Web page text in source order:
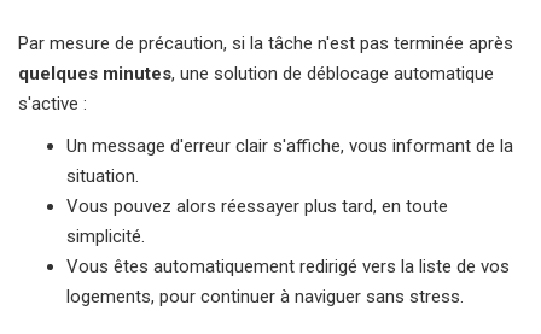
Par mesure de précaution, si la tâche n'est pas terminée après
quelques minutes, une solution de déblocage automatique
s'active :
Un message d'erreur clair s'affiche, vous informant de la
situation.
Vous pouvez alors réessayer plus tard, en toute
simplicité.
Vous êtes automatiquement redirigé vers la liste de vos
logements, pour continuer à naviguer sans stress.